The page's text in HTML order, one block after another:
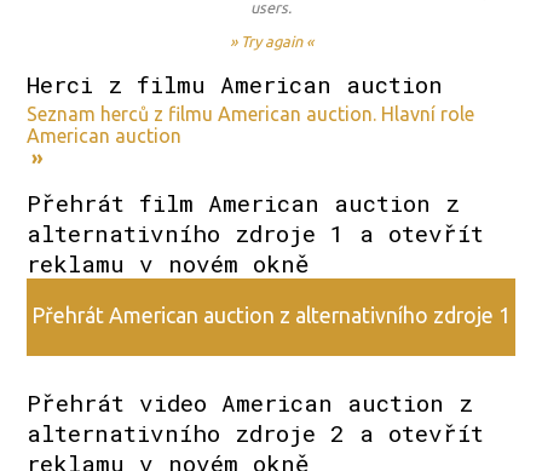
users.
» Try again «
Herci z filmu American auction
Seznam herců z filmu American auction. Hlavní role
American auction
»
Přehrát film American auction z
alternativního zdroje 1 a otevřít
reklamu v novém okně
Přehrát American auction z alternativního zdroje 1
Přehrát video American auction z
alternativního zdroje 2 a otevřít
reklamu v novém okně